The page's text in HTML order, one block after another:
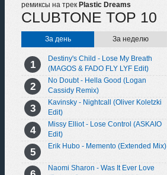
ремиксы на трек Plastic Dreams
CLUBTONE TOP 10
За день За неделю
Destiny's Child - Lose My Breath
(MAGOS & FADO FLY LYF Edit)
No Doubt - Hella Good (Logan
Cassidy Remix)
Kavinsky - Nightcall (Oliver Koletzki
Edit)
Missy Elliot - Lose Control (ASKAIO
Edit)
Erik Hubo - Memento (Extended Mix)
Naomi Sharon - Was It Ever Love